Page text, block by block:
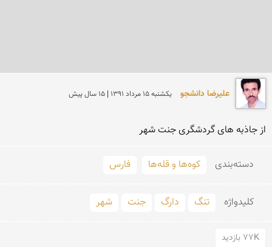
علیرضا دانشجو يكشنبه 15 مرداد 1391 | 15 سال پیش
از جاذبه های گردشگری جنت شهر
دسته‌بندی کوه‌ها و قله‌ها فارس
کلید‌واژه تنگ دارگ جنت شهر
77K بازدید